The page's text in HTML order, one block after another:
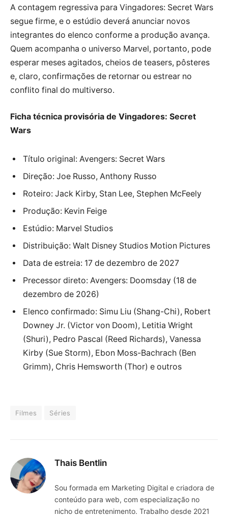
A contagem regressiva para Vingadores: Secret Wars
segue firme, e o estúdio deverá anunciar novos
integrantes do elenco conforme a produção avança.
Quem acompanha o universo Marvel, portanto, pode
esperar meses agitados, cheios de teasers, pôsteres
e, claro, confirmações de retornar ou estrear no
conflito final do multiverso.
Ficha técnica provisória de Vingadores: Secret
Wars
Título original: Avengers: Secret Wars
Direção: Joe Russo, Anthony Russo
Roteiro: Jack Kirby, Stan Lee, Stephen McFeely
Produção: Kevin Feige
Estúdio: Marvel Studios
Distribuição: Walt Disney Studios Motion Pictures
Data de estreia: 17 de dezembro de 2027
Precessor direto: Avengers: Doomsday (18 de
dezembro de 2026)
Elenco confirmado: Simu Liu (Shang-Chi), Robert
Downey Jr. (Victor von Doom), Letitia Wright
(Shuri), Pedro Pascal (Reed Richards), Vanessa
Kirby (Sue Storm), Ebon Moss-Bachrach (Ben
Grimm), Chris Hemsworth (Thor) e outros
Filmes Séries
Thais Bentlin
Sou formada em Marketing Digital e criadora de
conteúdo para web, com especialização no
nicho de entretenimento. Trabalho desde 2021